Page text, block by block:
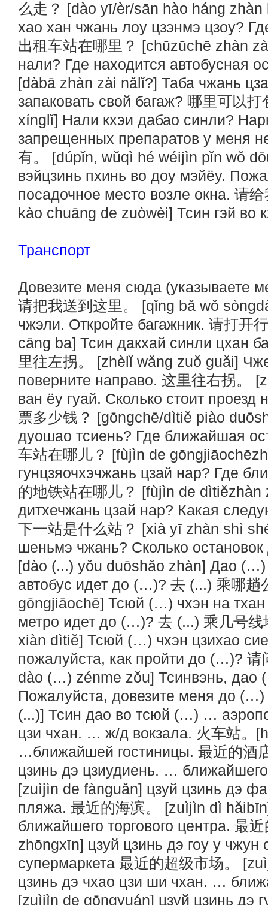
么走？ [dào yī/èr/sān hào háng
хао хан чжань лоу цзэнмэ цзоу?
出租车站在哪里？ [chūzūchē zhàn
нали? Где находится автобусная
[dàbā zhàn zài nǎlǐ?] Таба чжань
запаковать свой багаж? 哪里可以
xínglǐ] Нали кхэи дабао синли?
запрещенных препаратов у меня
有。 [dúpǐn, wǔqì hé wéijìn pǐn wǒ
вэйцзинь пхинь во доу мэйёу.
посадочное место возле окна. 请
kào chuāng de zuòwèi] Тсин гэй во
Транспорт
Довезите меня сюда (указываете
请把我送到这里。 [qǐng bǎ wǒ
чжэли. Откройте багажник. 请打开
cāng ba] Тсин дакхай синли цхан
里往左拐。 [zhèlǐ wǎng zuǒ guǎi]
поверните направо. 这里往右拐。
ван ёу гуай. Сколько стоит проезд
票多少钱？ [gōngchē/dìtiě piào
дуошао тсиень? Где ближайшая
车站在哪儿？ [fùjìn de
гунцзяочхэчжань цзай нар? Где
的地铁站在哪儿？ [fùjìn de dìtiězhàn
дитхечжань цзай нар? Какая
下一站是什么站？ [xià yī zhàn shì
шеньмэ чжань? Сколько
[dào (...) yǒu duōshǎo zhàn] Дао
автобус идет до (…)? 去 (...) 乘哪
gōngjiāochē] Тсюй (…) чхэн на тхан
метро идет до (…)? 去 (...) 乘几号
xiàn dìtiě] Тсюй (…) чхэн цзихао
пожалуйста, как пройти до (…)?
dào (…) zénme zǒu] Тсинвэнь, дао
Пожалуйста, довезите меня до
(...)] Тсин дао во тсюй (…) …
цзи чхан. … ж/д вокзала. 火车站。
…ближайшей гостиницы. 最近的酒
цзинь дэ цзиудиень. …
[zuìjìn de fànguǎn] цзуй цзинь дэ
пляжа. 最近的海滨。 [zuìjìn dì
ближайшего торгового центра. 最
zhōngxīn] цзуй цзинь дэ гоу у
супермаркета 最近的超级市场。
цзинь дэ чхао цзи ши чхан. …
[zuìjìn de gōngyuán] цзуй цзинь